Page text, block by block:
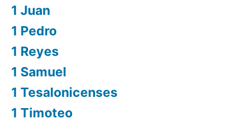
1 Juan
1 Pedro
1 Reyes
1 Samuel
1 Tesalonicenses
1 Timoteo